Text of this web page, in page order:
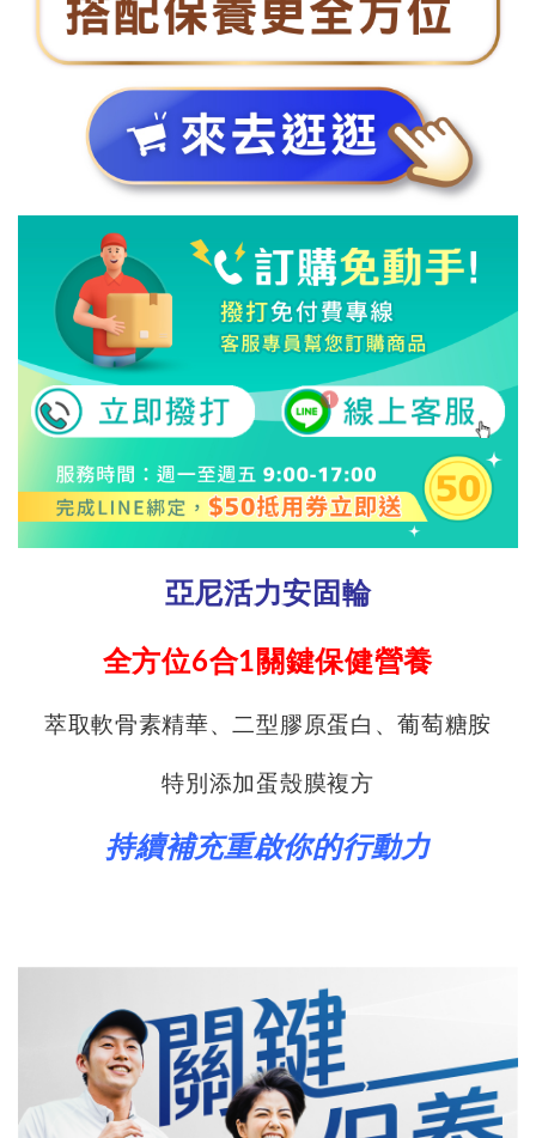
亞尼活力安固輪
全方位6合1關鍵保健營養
萃取軟骨素精華、二型膠原蛋白、葡萄糖胺
特別添加蛋殼膜複方
持續補充重啟你的行動力